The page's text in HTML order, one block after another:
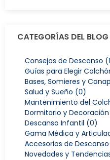
CATEGORÍAS DEL BLOG
Consejos de Descanso
Guías para Elegir
Bases, Somieres y
Salud y Sueño (0)
Mantenimiento del
Dormitorio y
Descanso Infantil (0)
Gama Médica y
Accesorios de
Novedades y